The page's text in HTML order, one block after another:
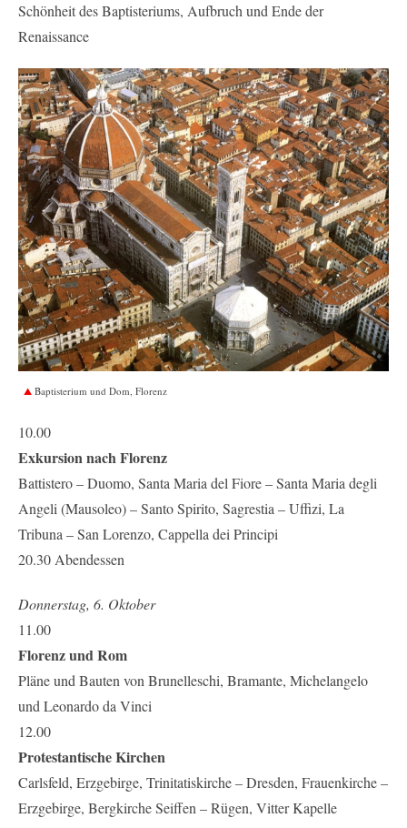
Schönheit des Baptisteriums, Aufbruch und Ende der
Renaissance
Baptisterium und Dom, Florenz
10.00
Exkursion nach Florenz
Battistero – Duomo, Santa Maria del Fiore – Santa Maria degli
Angeli (Mausoleo) – Santo Spirito, Sagrestia – Uffizi, La
Tribuna – San Lorenzo, Cappella dei Principi
20.30 Abendessen
Donnerstag, 6. Oktober
11.00
Florenz und Rom
Pläne und Bauten von Brunelleschi, Bramante, Michelangelo
und Leonardo da Vinci
12.00
Protestantische Kirchen
Carlsfeld, Erzgebirge, Trinitatiskirche – Dresden, Frauenkirche –
Erzgebirge, Bergkirche Seiffen – Rügen, Vitter Kapelle